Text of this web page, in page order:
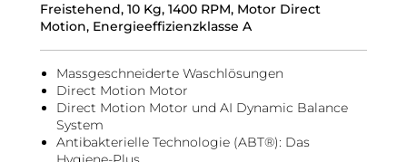
Freistehend, 10 Kg, 1400 RPM, Motor Direct
Motion, Energieeffizienzklasse A
Massgeschneiderte Waschlösungen
Direct Motion Motor
Direct Motion Motor und AI Dynamic Balance
System
Antibakterielle Technologie (ABT®): Das